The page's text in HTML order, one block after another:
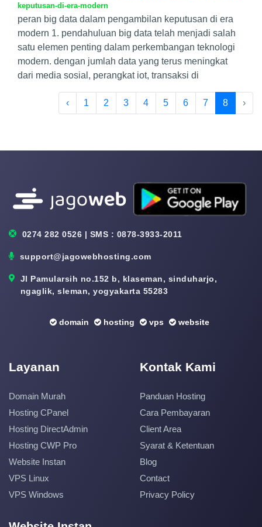
keputusan-di-era-modern
peran big data dalam pengambilan keputusan di era
modern 1. pendahuluan big data telah menjadi salah
satu elemen penting dalam perkembangan teknologi
modern. dengan jumlah data yang terus meningkat
dari media sosial, perangkat iot, transaksi di
‹ 1 2 3 4 5 6 7 8 ›
0274 282 0526 | SMS : 0878-3933-2011
support@jagowebhosting.com
Jl Pamularsih no.152 b, klaseman, sinduharjo,
ngaglik, sleman, yogyakarta 55283
domain hosting vps website
Layanan
Domain Murah
Hosting CPanel
Hosting DirectAdmin
Hosting CWP Pro
Website Instan
VPS Linux
VPS Windows
Kontak Kami
Panduan Hosting
Cara Pembayaran
Client Area
Syarat & Ketentuan
Blog
Contact
Privacy Policy